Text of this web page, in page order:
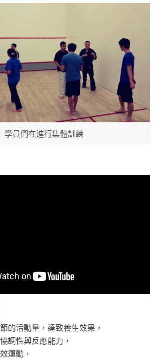
學員們在進行集體訓練
的活動量，達致養生效果，
調性與反應能力，
運動，